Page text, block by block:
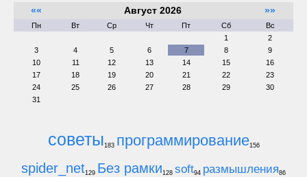
«« Август 2026 »»
Пн Вт Ср Чт Пт Сб
Вс
1
2
3
4 5 6 7 8
9
10
11 12 13 14 15
16
17
18 19 20 21 22
23
24
25 26 27 28 29
30
31
советы183 программирование156
spider_net129 Без рамки128 soft94 размышления86